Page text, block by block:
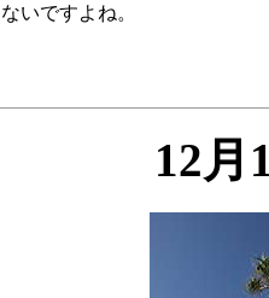
12月